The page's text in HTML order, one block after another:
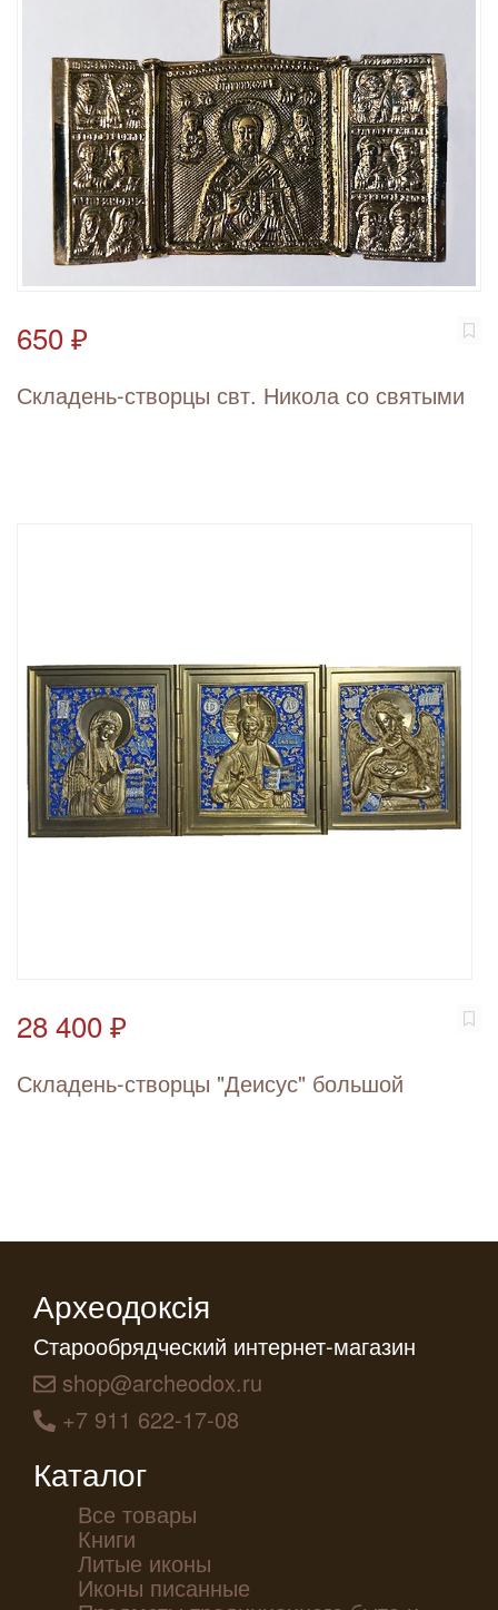
650 ₽
Складень-створцы свт. Никола со святыми
28 400 ₽
Складень-створцы "Деисус" большой
Археодоксiя
Старообрядческий интернет-магазин
shop@archeodox.ru
+7 911 622-17-08
Каталог
Все товары
Книги
Литые иконы
Иконы писанные